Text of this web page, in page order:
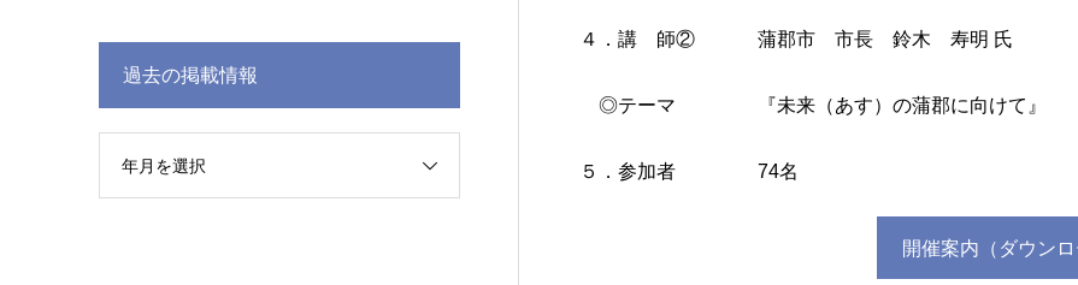
４．講 師② 蒲郡市 市長 鈴木 寿明 氏
◎テーマ 『未来（あす）の蒲郡に向けて』
５．参加者 74名
開催案内（ダウンロ
過去の掲載情報
年月を選択